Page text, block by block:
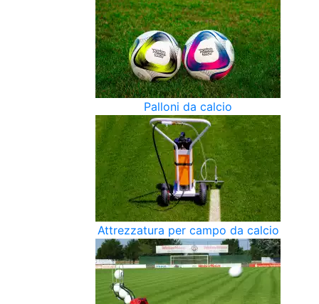
Palloni da calcio
Attrezzatura per campo da calcio